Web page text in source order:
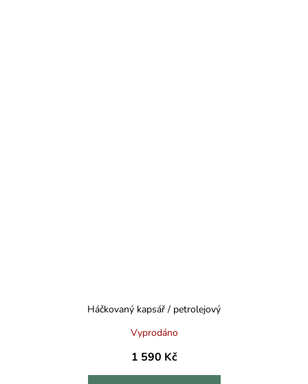
Háčkovaný kapsář / petrolejový
Vyprodáno
1 590 Kč